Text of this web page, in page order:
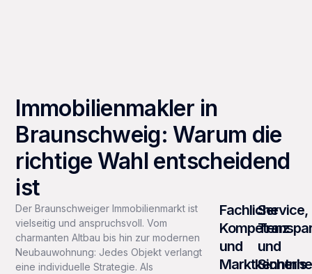
Immobilienmakler in
Braunschweig: Warum die
richtige Wahl entscheidend
ist
Der Braunschweiger Immobilienmarkt ist
vielseitig und anspruchsvoll. Vom
charmanten Altbau bis hin zur modernen
Neubauwohnung: Jedes Objekt verlangt
eine individuelle Strategie. Als
Fachliche
Kompetenz
und
Marktkenntnis
Service,
und